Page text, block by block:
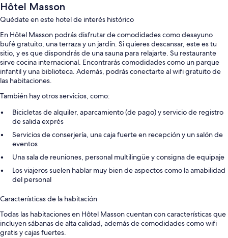
Hôtel Masson
Quédate en este hotel de interés histórico
En Hôtel Masson podrás disfrutar de comodidades como desayuno
bufé gratuito, una terraza y un jardín. Si quieres descansar, este es tu
sitio, y es que dispondrás de una sauna para relajarte. Su restaurante
sirve cocina internacional. Encontrarás comodidades como un parque
infantil y una biblioteca. Además, podrás conectarte al wifi gratuito de
las habitaciones.
También hay otros servicios, como:
Bicicletas de alquiler, aparcamiento (de pago) y servicio de registro
de salida exprés
Servicios de conserjería, una caja fuerte en recepción y un salón de
eventos
Una sala de reuniones, personal multilingüe y consigna de equipaje
Los viajeros suelen hablar muy bien de aspectos como la amabilidad
del personal
Características de la habitación
Todas las habitaciones en Hôtel Masson cuentan con características que
incluyen sábanas de alta calidad, además de comodidades como wifi
gratis y cajas fuertes.